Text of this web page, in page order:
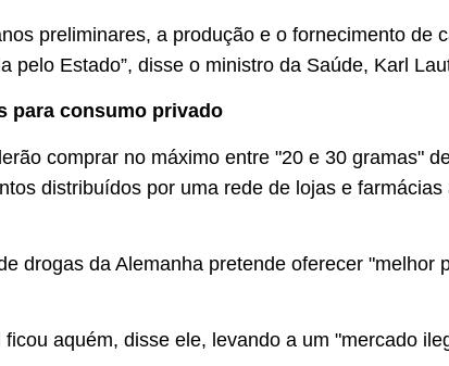
preliminares, a produção e o fornecimento de
pelo Estado”, disse o ministro da Saúde, Karl
para consumo privado
comprar no máximo entre "20 e 30 gramas"
distribuídos por uma rede de lojas e
drogas da Alemanha pretende oferecer "melhor
aquém, disse ele, levando a um "mercado